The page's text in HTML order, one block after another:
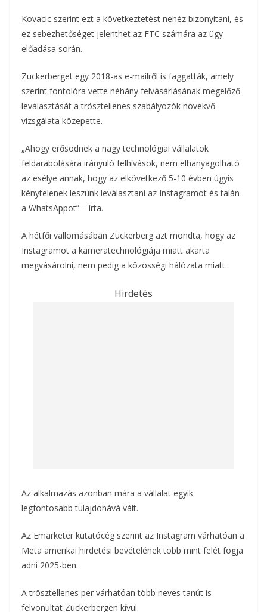
Kovacic szerint ezt a következtetést nehéz bizonyítani, és
ez sebezhetőséget jelenthet az FTC számára az ügy
előadása során.
Zuckerberget egy 2018-as e-mailről is faggatták, amely
szerint fontolóra vette néhány felvásárlásának megelőző
leválasztását a trösztellenes szabályozók növekvő
vizsgálata közepette.
„Ahogy erősödnek a nagy technológiai vállalatok
feldarabolására irányuló felhívások, nem elhanyagolható
az esélye annak, hogy az elkövetkező 5-10 évben úgyis
kénytelenek leszünk leválasztani az Instagramot és talán
a WhatsAppot” – írta.
A hétfői vallomásában Zuckerberg azt mondta, hogy az
Instagramot a kameratechnológiája miatt akarta
megvásárolni, nem pedig a közösségi hálózata miatt.
Hirdetés
Az alkalmazás azonban mára a vállalat egyik
legfontosabb tulajdonává vált.
Az Emarketer kutatócég szerint az Instagram várhatóan a
Meta amerikai hirdetési bevételének több mint felét fogja
adni 2025-ben.
A trösztellenes per várhatóan több neves tanút is
felvonultat Zuckerbergen kívül.